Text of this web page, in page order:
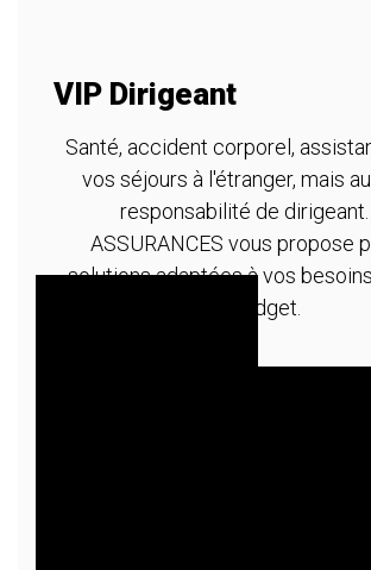
VIP Dirigeant
Santé, accident corporel,
vos séjours à l'étranger, mais
responsabilité de dirigeant.
ASSURANCES vous propose
solutions adaptées à vos
budget.